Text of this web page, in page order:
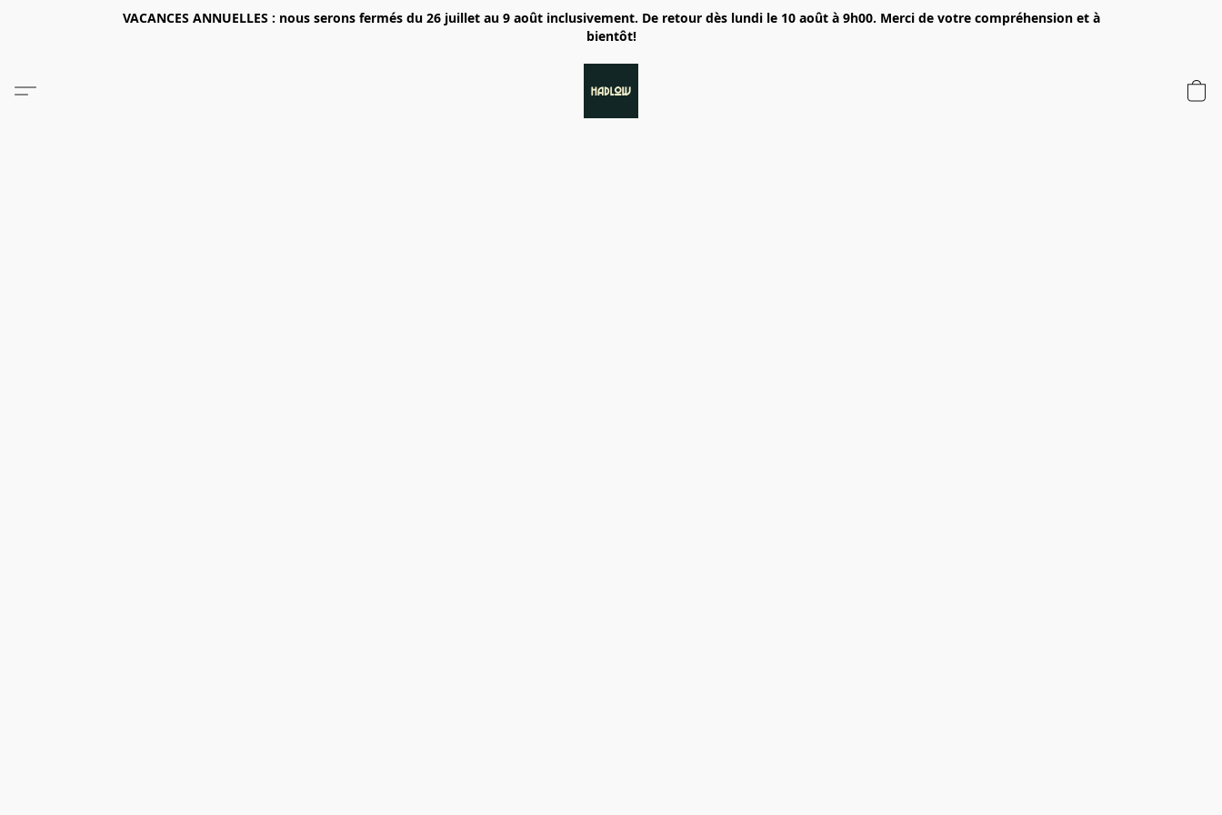
VACANCES ANNUELLES : nous serons fermés du 26 juillet au 9 août inclusivement. De retour dès lundi le 10 août à 9h00. Merci de votre compréhension et à
bientôt!